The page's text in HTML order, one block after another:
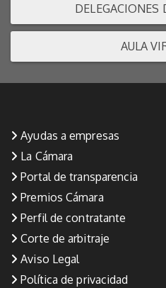
DELEGACIONES
AULA
Ayudas a empresas
La Cámara
Portal de transparencia
Premios Cámara
Perfil de contratante
Corte de arbitraje
Aviso Legal
Política de privacidad